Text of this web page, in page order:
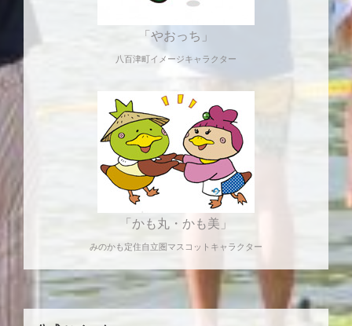
「やおっち」
八百津町イメージキャラクター
「かも丸・かも美」
みのかも定住自立圏マスコットキャラクター